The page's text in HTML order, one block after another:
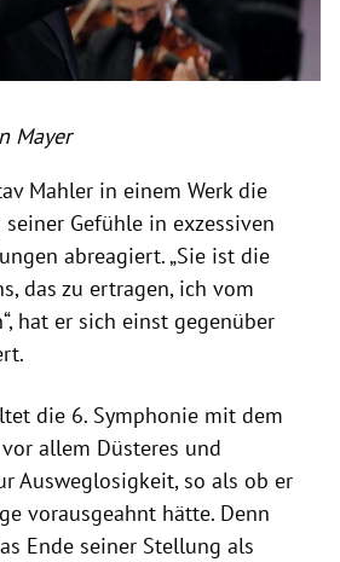
Mayer
Mahler in einem Werk die
Gefühle in exzessiven
abreagiert. „Sie ist die
das zu ertragen, ich vom
hat er sich einst gegenüber
die 6. Symphonie mit dem
vor allem Düsteres und
Ausweglosigkeit, so als ob er
vorausgeahnt hätte. Denn
Ende seiner Stellung als